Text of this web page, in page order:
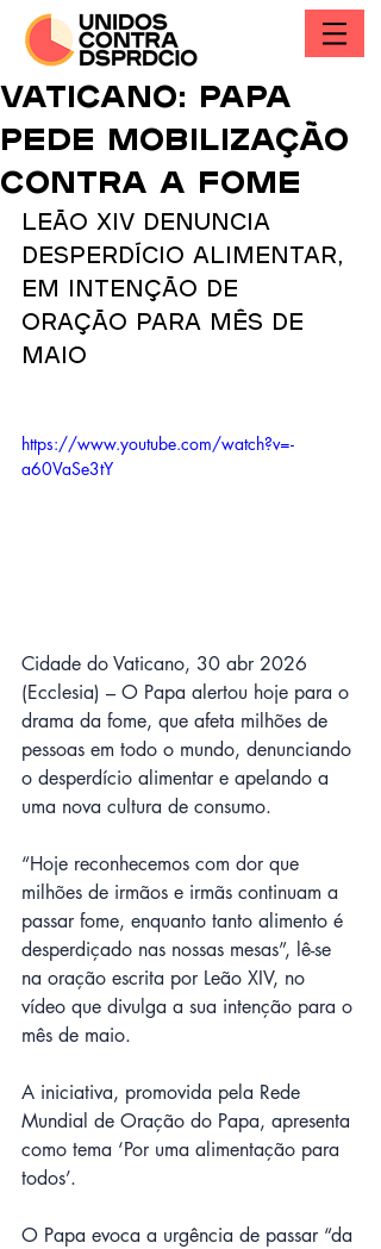
Vaticano: Papa
pede mobilização
contra a fome
Leão XIV denuncia
desperdício alimentar,
em intenção de
oração para mês de
maio
https://www.youtube.com/watch?v=-
a60VaSe3tY
Cidade do Vaticano, 30 abr 2026
(Ecclesia) – O Papa alertou hoje para o
drama da fome, que afeta milhões de
pessoas em todo o mundo, denunciando
o desperdício alimentar e apelando a
uma nova cultura de consumo.
“Hoje reconhecemos com dor que
milhões de irmãos e irmãs continuam a
passar fome, enquanto tanto alimento é
desperdiçado nas nossas mesas”, lê-se
na oração escrita por Leão XIV, no
vídeo que divulga a sua intenção para o
mês de maio.
A iniciativa, promovida pela Rede
Mundial de Oração do Papa, apresenta
como tema ‘Por uma alimentação para
todos’.
O Papa evoca a urgência de passar “da